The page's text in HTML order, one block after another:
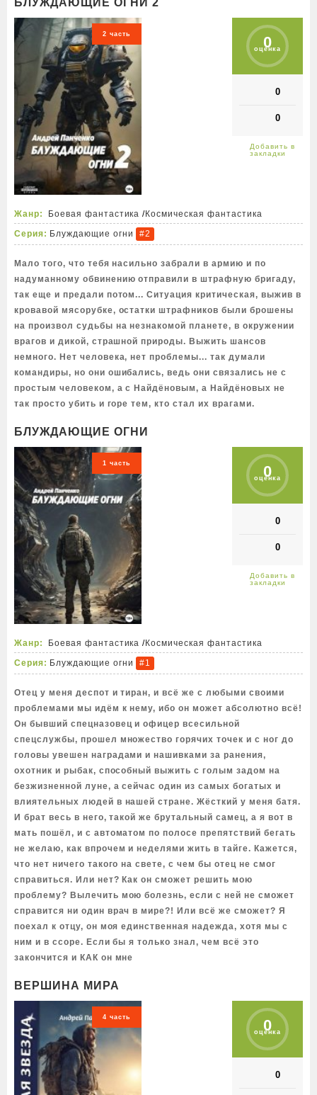
БЛУЖДАЮЩИЕ ОГНИ 2
2 часть 0
оценка
0
0
Жанр: Боевая фантастика /Космическая фантастика
Серия: Блуждающие огни #2
Мало того, что тебя насильно забрали в армию и по
надуманному обвинению отправили в штрафную бригаду,
так еще и предали потом... Ситуация критическая, выжив в
кровавой мясорубке, остатки штрафников были брошены
на произвол судьбы на незнакомой планете, в окружении
врагов и дикой, страшной природы. Выжить шансов
немного. Нет человека, нет проблемы... так думали
командиры, но они ошибались, ведь они связались не с
простым человеком, а с Найдёновым, а Найдёновых не
так просто убить и горе тем, кто стал их врагами.
БЛУЖДАЮЩИЕ ОГНИ
1 часть 0
оценка
0
0
Жанр: Боевая фантастика /Космическая фантастика
Серия: Блуждающие огни #1
Отец у меня деспот и тиран, и всё же с любыми своими
проблемами мы идём к нему, ибо он может абсолютно всё!
Он бывший спецназовец и офицер всесильной
спецслужбы, прошел множество горячих точек и с ног до
головы увешен наградами и нашивками за ранения,
охотник и рыбак, способный выжить с голым задом на
безжизненной луне, а сейчас один из самых богатых и
влиятельных людей в нашей стране. Жёсткий у меня батя.
И брат весь в него, такой же брутальный самец, а я вот в
мать пошёл, и с автоматом по полосе препятствий бегать
не желаю, как впрочем и неделями жить в тайге. Кажется,
что нет ничего такого на свете, с чем бы отец не смог
справиться. Или нет? Как он сможет решить мою
проблему? Вылечить мою болезнь, если с ней не сможет
справится ни один врач в мире?! Или всё же сможет? Я
поехал к отцу, он моя единственная надежда, хотя мы с
ним и в ссоре. Если бы я только знал, чем всё это
закончится и КАК он мне
ВЕРШИНА МИРА
4 часть 0
оценка
0